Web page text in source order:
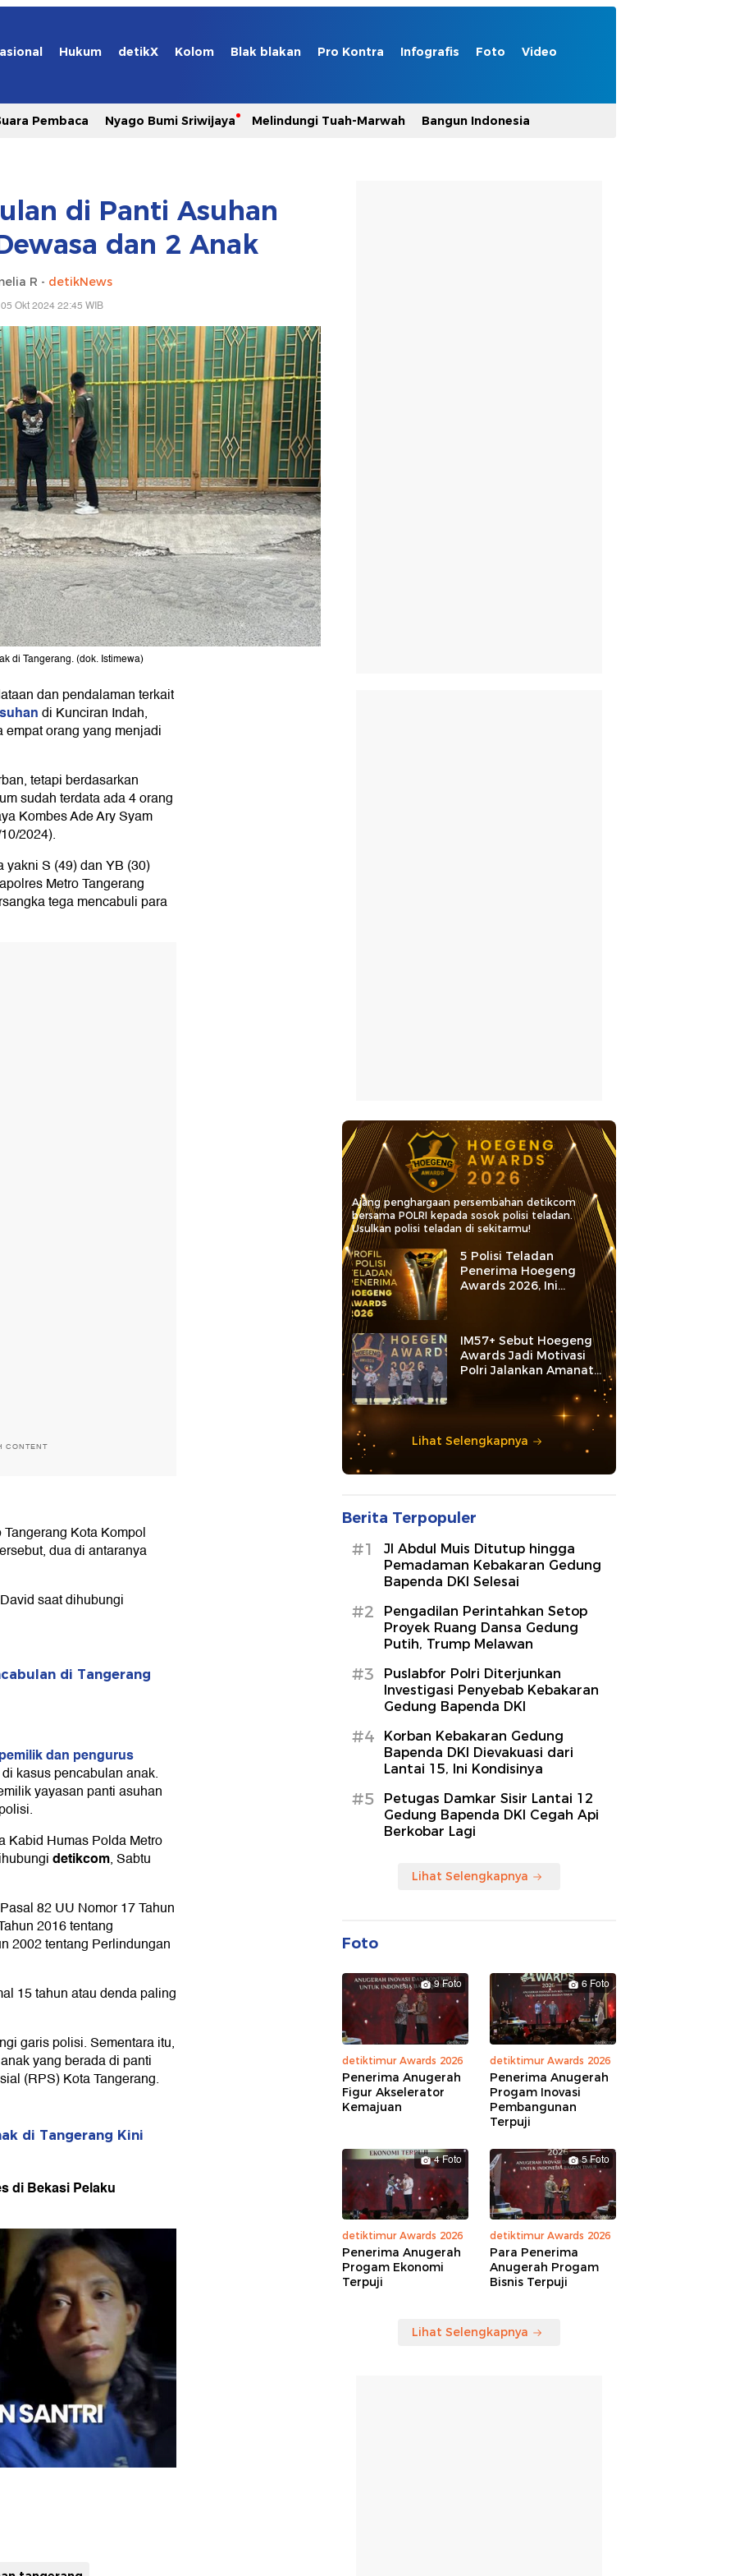
Hukum detikX Kolom Blak blakan Pro Kontra Infografis Foto Video
Pembaca Nyago Bumi Sriwijaya Melindungi Tuah-Marwah Bangun Indonesia
di Panti Asuhan
dan 2 Anak
R - detikNews
Okt 2024 22:45 WIB
di Tangerang. (dok. Istimewa)
dan pendalaman terkait
di Kunciran Indah,
empat orang yang menjadi
tetapi berdasarkan
sudah terdata ada 4 orang
Kombes Ade Ary Syam
2024).
yakni S (49) dan YB (30)
Metro Tangerang
tega mencabuli para
CONTENT
Kota Kompol
dua di antaranya
saat dihubungi
di Tangerang
pemilik dan pengurus
kasus pencabulan anak.
yayasan panti asuhan
Kabid Humas Polda Metro
detikcom, Sabtu
82 UU Nomor 17 Tahun
2016 tentang
2002 tentang Perlindungan
15 tahun atau denda paling
garis polisi. Sementara itu,
yang berada di panti
(RPS) Kota Tangerang.
di Tangerang Kini
di Bekasi Pelaku
Ajang penghargaan persembahan detikcom
bersama POLRI kepada sosok polisi teladan.
Usulkan polisi teladan di sekitarmu!
5 Polisi Teladan
Penerima Hoegeng
Awards 2026, Ini
Kategori dan Kiprahnya
IM57+ Sebut Hoegeng
Awards Jadi Motivasi
Polri Jalankan Amanat
Lihat Selengkapnya
Berita Terpopuler
#1
Jl Abdul Muis Ditutup hingga
Pemadaman Kebakaran Gedung
Bapenda DKI Selesai
#2
Pengadilan Perintahkan Setop
Proyek Ruang Dansa Gedung
Putih, Trump Melawan
#3
Puslabfor Polri Diterjunkan
Investigasi Penyebab Kebakaran
Gedung Bapenda DKI
#4
Korban Kebakaran Gedung
Bapenda DKI Dievakuasi dari
Lantai 15, Ini Kondisinya
#5
Petugas Damkar Sisir Lantai 12
Gedung Bapenda DKI Cegah Api
Berkobar Lagi
Lihat Selengkapnya
Foto
9 Foto
detiktimur Awards 2026
Penerima Anugerah
Figur Akselerator
Kemajuan
6 Foto
detiktimur Awards 2026
Penerima Anugerah
Progam Inovasi
Pembangunan
Terpuji
4 Foto
detiktimur Awards 2026
Penerima Anugerah
Progam Ekonomi
Terpuji
5 Foto
detiktimur Awards 2026
Para Penerima
Anugerah Progam
Bisnis Terpuji
Lihat Selengkapnya